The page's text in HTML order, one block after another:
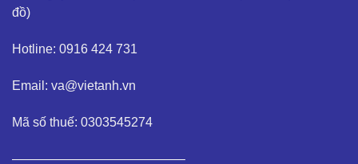
đồ)
Hotline: 0916 424 731
Email: va@vietanh.vn
Mã số thuế: 0303545274
—————————————–